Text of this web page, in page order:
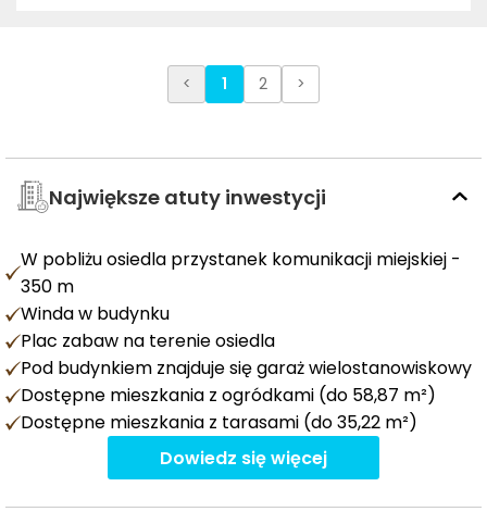
< 1 2 >
Największe atuty inwestycji
W pobliżu osiedla przystanek komunikacji miejskiej -
350 m
Winda w budynku
Plac zabaw na terenie osiedla
Pod budynkiem znajduje się garaż wielostanowiskowy
Dostępne mieszkania z ogródkami (do 58,87 m²)
Dostępne mieszkania z tarasami (do 35,22 m²)
Dowiedz się więcej